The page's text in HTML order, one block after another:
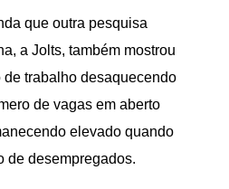
que outra pesquisa
a Jolts, também mostrou
trabalho desaquecendo
de vagas em aberto
elevado quando
de desempregados.